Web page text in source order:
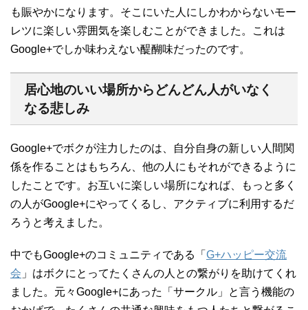
も賑やかになります。そこにいた人にしかわからないモー
レツに楽しい雰囲気を楽しむことができました。これは
Google+でしか味わえない醍醐味だったのです。
居心地のいい場所からどんどん人がいなく
なる悲しみ
Google+でボクが注力したのは、自分自身の新しい人間関
係を作ることはもちろん、他の人にもそれができるように
したことです。お互いに楽しい場所になれば、もっと多く
の人がGoogle+にやってくるし、アクティブに利用するだ
ろうと考えました。
中でもGoogle+のコミュニティである「 G+ハッピー交流
会 」はボクにとってたくさんの人との繋がりを助けてくれ
ました。元々Google+にあった「サークル」と言う機能の